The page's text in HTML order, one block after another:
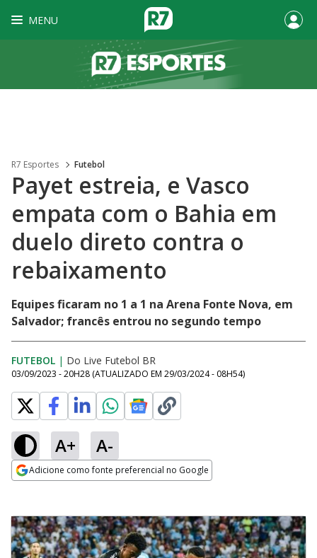
MENU
R7 Esportes Futebol
Payet estreia, e Vasco
empata com o Bahia em
duelo direto contra o
rebaixamento
Equipes ficaram no 1 a 1 na Arena Fonte Nova, em
Salvador; francês entrou no segundo tempo
FUTEBOL | Do Live Futebol BR
03/09/2023 - 20H28 (ATUALIZADO EM 29/03/2024 - 08H54)
A+ A-
Adicione como fonte preferencial no Google